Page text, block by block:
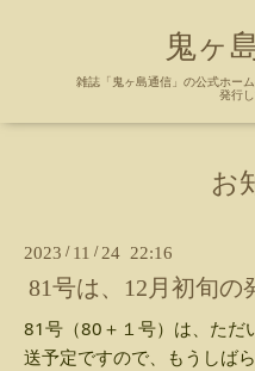
鬼ヶ
雑誌「鬼ヶ島通信」の公式ホー
発行し
お
2023 / 11 / 24 22:16
81号は、12月初旬の
81号（80＋１号）は、ただ
送予定ですので、もうしば